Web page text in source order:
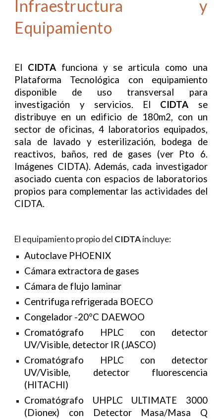
Infraestructura y
Equipamiento
El CIDTA funciona y se articula como una
Plataforma Tecnológica con equipamiento
disponible de uso transversal para
investigación y servicios. El CIDTA se
distribuye en un edificio de 180m2, con un
sector de oficinas, 4 laboratorios equipados,
sala de lavado y esterilización, bodega de
reactivos, baños, red de gases (ver Pto 6.
Imágenes CIDTA). Además, cada investigador
asociado cuenta con espacios de laboratorios
propios para complementar las actividades del
CIDTA.
El equipamiento propio del CIDTAincluye:
Autoclave PHOENIX
Cámara extractora de gases
Cámara de flujo laminar
Centrifuga refrigerada BOECO
Congelador -20°C DAEWOO
Cromatógrafo HPLC con detector
UV/Visible, detector IR (JASCO)
Cromatógrafo HPLC con detector
UV/Visible, detector fluorescencia
(HITACHI)
Cromatógrafo UHPLC ULTIMATE 3000
(Dionex) con Detector Masa/Masa Q